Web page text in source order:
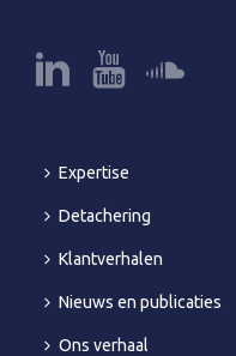
Expertise
Detachering
Klantverhalen
Nieuws en publicaties
Ons verhaal